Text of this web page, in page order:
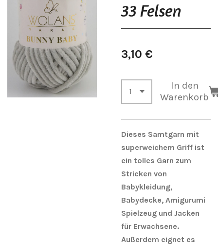
33 Felsen
3,10 €
In den
Warenkorb
Dieses Samtgarn mit
superweichem Griff ist
ein tolles Garn zum
Stricken von
Babykleidung,
Babydecke, Amigurumi
Spielzeug und Jacken
für Erwachsene.
Außerdem eignet es